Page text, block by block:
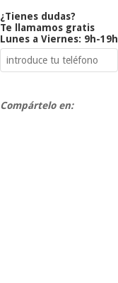
¿Tienes dudas?
Te llamamos gratis
Lunes a Viernes: 9h-19h
Compártelo en: